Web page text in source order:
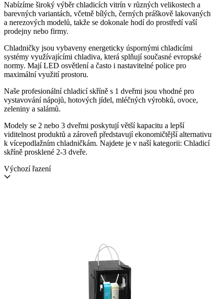
Nabízíme široký výběr chladicích vitrín v různých velikostech a
barevných variantách, včetně bílých, černých práškově lakovaných
a nerezových modelů, takže se dokonale hodí do prostředí vaší
prodejny nebo firmy.
Chladničky jsou vybaveny energeticky úspornými chladicími
systémy využívajícími chladiva, která splňují současné evropské
normy. Mají LED osvětlení a často i nastavitelné police pro
maximální využití prostoru.
Naše profesionální chladicí skříně s 1 dveřmi jsou vhodné pro
vystavování nápojů, hotových jídel, mléčných výrobků, ovoce,
zeleniny a salámů.
Modely se 2 nebo 3 dveřmi poskytují větší kapacitu a lepší
viditelnost produktů a zároveň představují ekonomičtější alternativu
k vícepodlažním chladničkám. Najdete je v naší kategorii: Chladicí
skříně prosklené 2-3 dveře.
Výchozí řazení